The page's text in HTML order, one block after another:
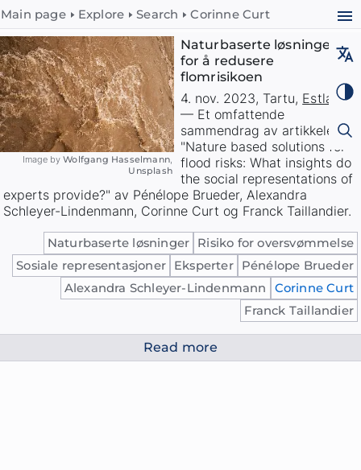
Main page Explore Search Corinne Curt
Image by Wolfgang Hasselmann,
Unsplash
Naturbaserte løsninger
for å redusere
flomrisikoen
Read more
4. nov. 2023, Tartu, Estland
— Et omfattende
sammendrag av artikkelen
"Nature based solutions for
flood risks: What insights do
the social representations of
experts provide?" av Pénélope Brueder, Alexandra
Schleyer-Lindenmann, Corinne Curt og Franck Taillandier.
Naturbaserte løsninger
Risiko for oversvømmelse
Sosiale representasjoner
Eksperter
Pénélope Brueder
Alexandra Schleyer-Lindenmann
Corinne Curt
Franck Taillandier